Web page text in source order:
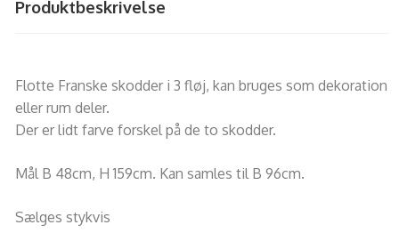
Produktbeskrivelse
Flotte Franske skodder i 3 fløj, kan bruges som dekoration
eller rum deler.
Der er lidt farve forskel på de to skodder.
Mål B 48cm, H 159cm. Kan samles til B 96cm.
Sælges stykvis